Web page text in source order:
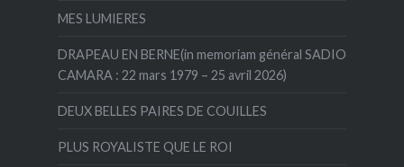
MES LUMIERES
DRAPEAU EN BERNE(in memoriam général SADIO
CAMARA : 22 mars 1979 – 25 avril 2026)
DEUX BELLES PAIRES DE COUILLES
PLUS ROYALISTE QUE LE ROI